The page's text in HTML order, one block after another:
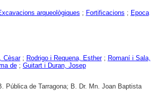
arqueològiques ; Fortificacions ; Epoca
Cèsar; Rodrigo i Requena, Esther; Romaní i Sala,
de; Guitart i Duran, Josep
Pública de Tarragona; B. Dr. Mn. Joan Baptista